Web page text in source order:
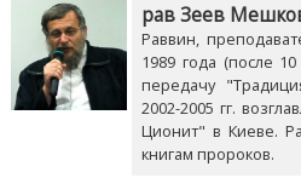
рав Зеев
Раввин,
1989 года (после
передачу
2002-2005 гг.
Ционит" в Киеве.
книгам пророков.